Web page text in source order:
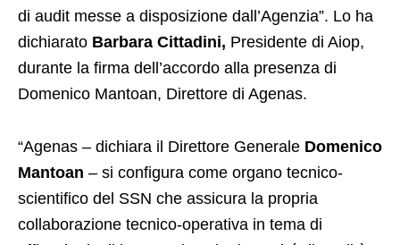
di audit messe a disposizione dall’Agenzia”. Lo ha
dichiarato Barbara Cittadini, Presidente di Aiop,
durante la firma dell’accordo alla presenza di
Domenico Mantoan, Direttore di Agenas.
“Agenas – dichiara il Direttore Generale Domenico
Mantoan – si configura come organo tecnico-
scientifico del SSN che assicura la propria
collaborazione tecnico-operativa in tema di